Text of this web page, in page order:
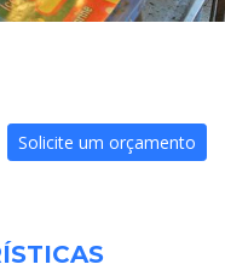
Solicite um orçamento